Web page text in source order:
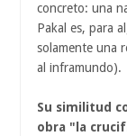
concreto: una
Pakal es, para
solamente una
al inframundo).
Su similitud
obra "la